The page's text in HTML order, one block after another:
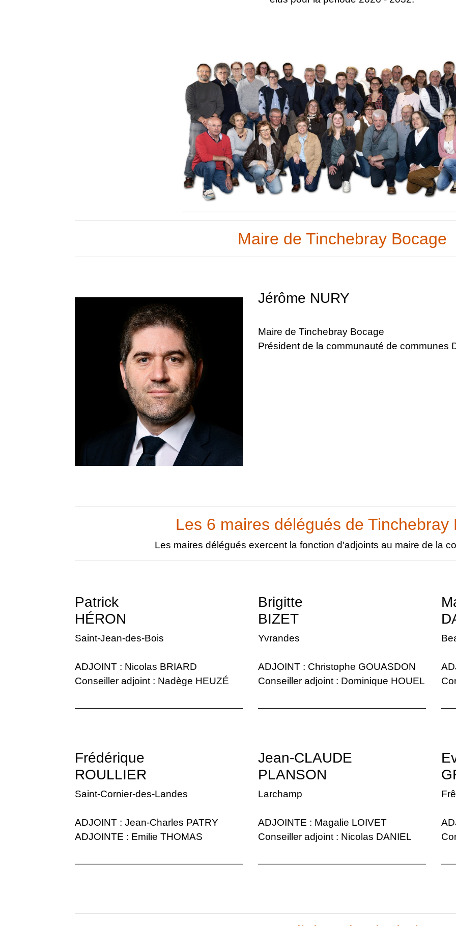
Maire de Tinchebray Bocage
Jérôme NURY
Maire de Tinchebray Bocage
Président de la communauté de communes
Les 6 maires délégués de Tinchebray
Les maires délégués exercent la fonction d'adjoints au maire de la
Patrick
HÉRON
Saint-Jean-des-Bois
ADJOINT : Nicolas BRIARD
Conseiller adjoint : Nadège HEUZÉ
Brigitte
BIZET
Yvrandes
ADJOINT : Christophe GOUASDON
Conseiller adjoint : Dominique HOUEL
Frédérique
ROULLIER
Saint-Cornier-des-Landes
ADJOINT : Jean-Charles PATRY
ADJOINTE : Emilie THOMAS
Jean-CLAUDE
PLANSON
Larchamp
ADJOINTE : Magalie LOIVET
Conseiller adjoint : Nicolas DANIEL